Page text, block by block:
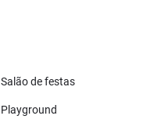
Salão de festas
Playground